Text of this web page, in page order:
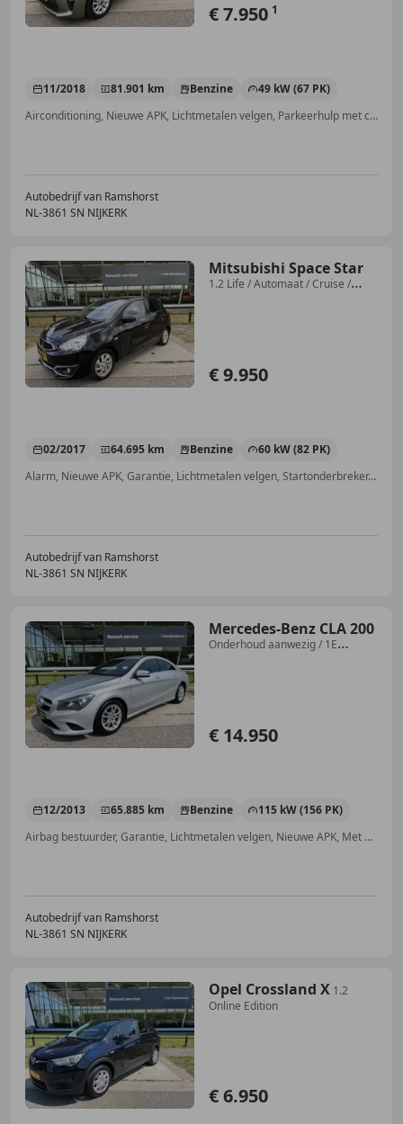
€ 7.950 1
11/2018 81.901 km Benzine
49 kW (67 PK)
Airconditioning, Nieuwe APK, Lichtmetalen velgen, Parkeerhulp met camera, Alarm, Garantie, Apple CarPlay, Navigatiesysteem
Autobedrijf van Ramshorst
NL-3861 SN NIJKERK
Mitsubishi Space Star
1.2 Life / Automaat / Cruise /
€ 9.950
02/2017 64.695 km Benzine
60 kW (82 PK)
Alarm, Nieuwe APK, Garantie, Lichtmetalen velgen, Startonderbreker, Airconditioning, Multifunctioneel stuurwiel, Getinte ramen
Autobedrijf van Ramshorst
NL-3861 SN NIJKERK
Mercedes-Benz CLA 200
Onderhoud aanwezig / 1E
€ 14.950
12/2013 65.885 km Benzine
115 kW (156 PK)
Airbag bestuurder, Garantie, Lichtmetalen velgen, Nieuwe APK, Met onderhoudshistorie, Vermoeidheidsdetectie, Bluetooth, Armsteun
Autobedrijf van Ramshorst
NL-3861 SN NIJKERK
Opel Crossland X 1.2
Online Edition
€ 6.950